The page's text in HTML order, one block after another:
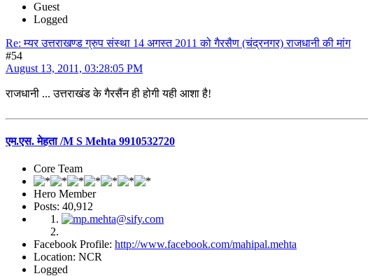
Guest
Logged
Re: म्यर उत्तराखण्ड ग्रुप संस्था 14 अगस्त 2011 को गैरसैण (चंद्रनगर) राजधानी की मांग
#54
August 13, 2011, 03:28:05 PM
राजधानी ... उत्तराखंड के गैरसैंन ही होगी यही आशा है!
एम.एस. मेहता /M S Mehta 9910532720
Core Team
Hero Member
Posts: 40,912
Facebook Profile: http://www.facebook.com/mahipal.mehta
Location: NCR
Logged